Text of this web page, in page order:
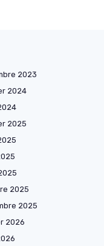
2023
2024
2025
2025
2025
2026